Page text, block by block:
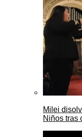
Milei
Niños tras